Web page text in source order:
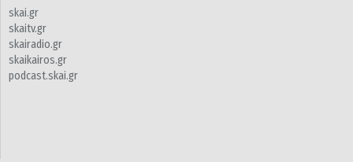
skai.gr
skaitv.gr
skairadio.gr
skaikairos.gr
podcast.skai.gr